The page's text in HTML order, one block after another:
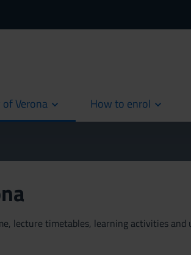
Verona How to enrol
lecture timetables, learning activities